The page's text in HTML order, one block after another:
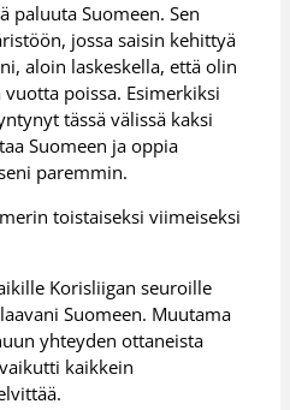
paluuta Suomeen. Sen
jossa saisin kehittyä
aloin laskeskella, että olin
poissa. Esimerkiksi
tässä välissä kaksi
Suomeen ja oppia
paremmin.
toistaiseksi viimeiseksi
Korisliigan seuroille
Suomeen. Muutama
yhteyden ottaneista
kaikkein